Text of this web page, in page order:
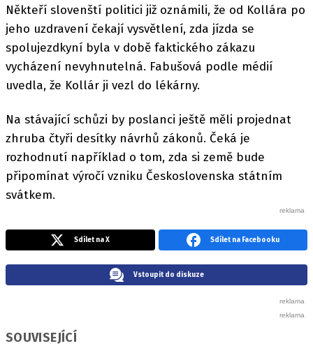
Někteří slovenští politici již oznámili, že od Kollára po
jeho uzdravení čekají vysvětlení, zda jízda se
spolujezdkyní byla v době faktického zákazu
vycházení nevyhnutelná. Fabušová podle médií
uvedla, že Kollár ji vezl do lékárny.
Na stávající schůzi by poslanci ještě měli projednat
zhruba čtyři desítky návrhů zákonů. Čeká je
rozhodnutí například o tom, zda si země bude
připomínat výročí vzniku Československa státním
svátkem.
Sdílet na X Sdílet na Facebooku
Vstoupit do diskuze
SOUVISEJÍCÍ